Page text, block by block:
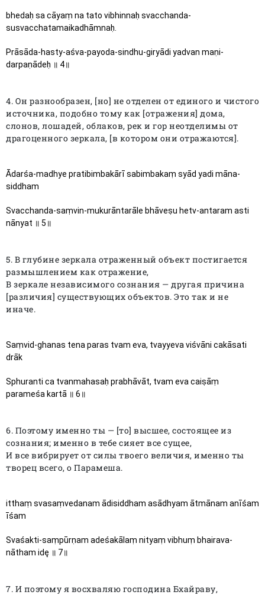
bhedaḥ sa cāyaṃ na tato vibhinnaḥ svacchanda-
susvacchatamaikadhāmnaḥ.
Prāsāda-hasty-aśva-payoda-sindhu-giryādi yadvan maṇi-
darpaṇādeḥ ॥ 4॥
4. Он разнообразен, [но] не отделен от единого и чистого
источника, подобно тому как [отражения] дома,
слонов, лошадей, облаков, рек и гор неотделимы от
драгоценного зеркала, [в котором они отражаются].
Ādarśa-madhye pratibimbakārī sabimbakaṃ syād yadi māna-
siddham
Svacchanda-saṃvin-mukurāntarāle bhāveṣu hetv-antaram asti
nānyat ॥ 5॥
5. В глубине зеркала отраженный объект постигается
размышлением как отражение,
В зеркале независимого сознания — другая причина
[различия] существующих объектов. Это так и не
иначе.
Saṃvid-ghanas tena paras tvam eva, tvayyeva viśvāni cakāsati
drāk
Sphuranti ca tvanmahasaḥ prabhāvāt, tvam eva caiṣāṃ
parameśa kartā ॥ 6॥
6. Поэтому именно ты — [то] высшее, состоящее из
сознания; именно в тебе сияет все сущее,
И все вибрирует от силы твоего величия, именно ты
творец всего, о Парамеша.
itthaṃ svasaṃvedanam ādisiddham asādhyam ātmānam anīśam
īśam
Svaśakti-saṃpūrṇam adeśakālaṃ nityaṃ vibhuṃ bhairava-
nātham idę ॥ 7॥
7. И поэтому я восхваляю господина Бхайраву,